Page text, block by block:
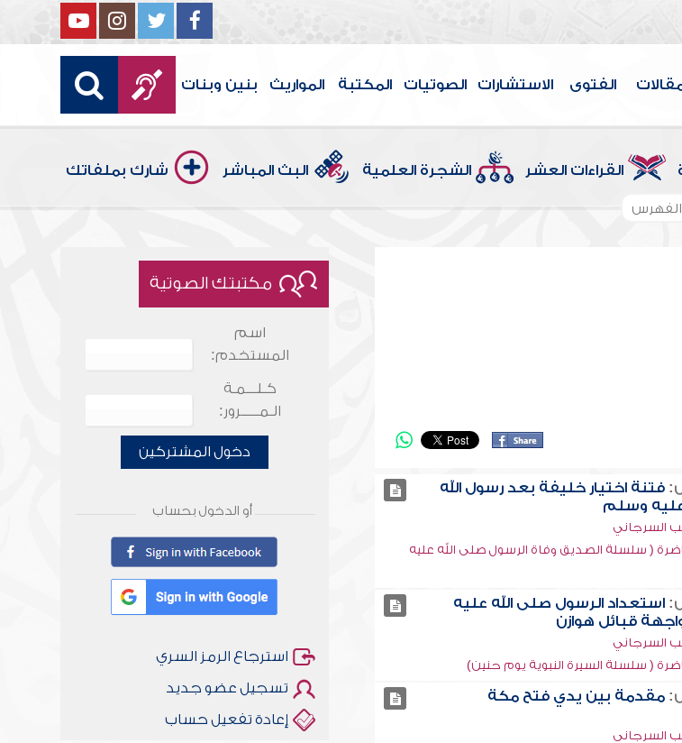
الفتوى الاستشارات الصوتيات المكتبة المواريث بنين وبنات
القراءات العشر الشجرة العلمية البث المباشر شارك بملفاتك
فتنة اختيار خليفة بعد رسول الله
وسلم
السرجاني
( سلسلة الصديق وفاة الرسول صلى الله عليه
استعداد الرسول صلى الله عليه
قبائل هوازن
السرجاني
( سلسلة السيرة النبوية يوم حنين)
مقدمة بين يدي فتح مكة
السرجاني
مكتبتك الصوتية
اسم
المستخدم:
كـلـــمـة
الـمـــــرور:
دخول المشتركين
أو الدخول بحساب
استرجاع الرمز السري
تسجيل عضو جديد
إعادة تفعيل حساب